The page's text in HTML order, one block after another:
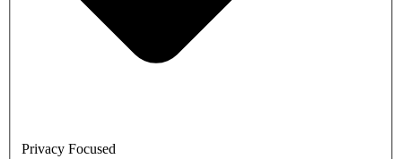
Privacy Focused